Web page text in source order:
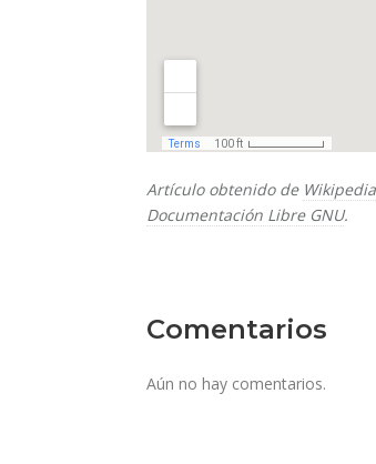
Artículo obtenido de Wikipedia
Documentación Libre GNU.
Comentarios
Aún no hay comentarios.